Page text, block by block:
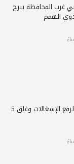
غرب المحافظة ببرج
الهمم
حملة مسائية مكبرة بحي وسط لرفع الإشغالات وغلق 5